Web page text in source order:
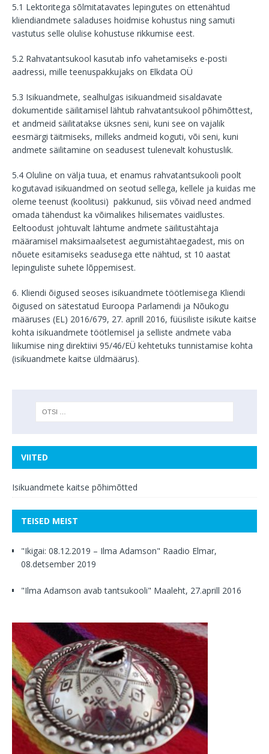
5.1 Lektoritega sõlmitatavates lepingutes on ettenähtud
kliendiandmete saladuses hoidmise kohustus ning samuti
vastutus selle olulise kohustuse rikkumise eest.
5.2 Rahvatantsukool kasutab info vahetamiseks e-posti
aadressi, mille teenuspakkujaks on Elkdata OÜ
5.3 Isikuandmete, sealhulgas isikuandmeid sisaldavate
dokumentide säilitamisel lähtub rahvatantsukool põhimõttest,
et andmeid säilitatakse üksnes seni, kuni see on vajalik
eesmärgi täitmiseks, milleks andmeid koguti, või seni, kuni
andmete säilitamine on seadusest tulenevalt kohustuslik.
5.4 Oluline on välja tuua, et enamus rahvatantsukooli poolt
kogutavad isikuandmed on seotud sellega, kellele ja kuidas me
oleme teenust (koolitusi) pakkunud, siis võivad need andmed
omada tähendust ka võimalikes hilisemates vaidlustes.
Eeltoodust johtuvalt lähtume andmete säilitustähtaja
määramisel maksimaalsetest aegumistähtaegadest, mis on
nõuete esitamiseks seadusega ette nähtud, st 10 aastat
lepinguliste suhete lõppemisest.
6. Kliendi õigused seoses isikuandmete töötlemisega Kliendi
õigused on sätestatud Euroopa Parlamendi ja Nõukogu
määruses (EL) 2016/679, 27. aprill 2016, füüsiliste isikute kaitse
kohta isikuandmete töötlemisel ja selliste andmete vaba
liikumise ning direktiivi 95/46/EÜ kehtetuks tunnistamise kohta
(isikuandmete kaitse üldmäärus).
VIITED
Isikuandmete kaitse põhimõtted
TEISED MEIST
"Ikigai: 08.12.2019 – Ilma Adamson" Raadio Elmar,
08.detsember 2019
"Ilma Adamson avab tantsukooli" Maaleht, 27.aprill 2016